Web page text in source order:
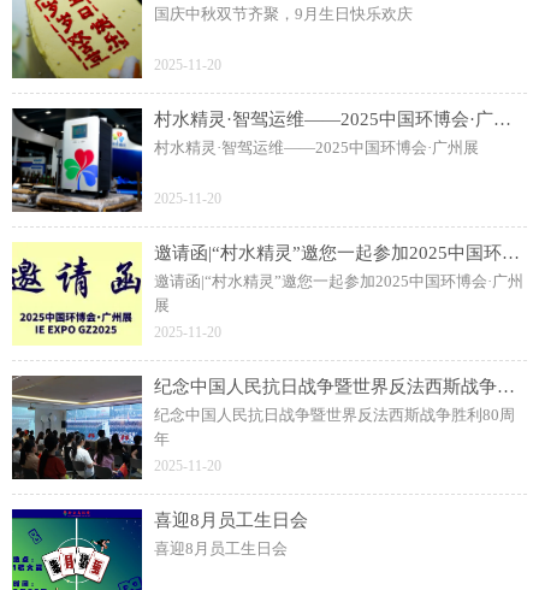
国庆中秋双节齐聚，9月生日快乐欢庆
2025-11-20
村水精灵·智驾运维——2025中国环博会·广州展
村水精灵·智驾运维——2025中国环博会·广州展
2025-11-20
邀请函|“村水精灵”邀您一起参加2025中国环博会·广州展
邀请函|“村水精灵”邀您一起参加2025中国环博会·广州
展
2025-11-20
纪念中国人民抗日战争暨世界反法西斯战争胜利80周年
纪念中国人民抗日战争暨世界反法西斯战争胜利80周
年
2025-11-20
喜迎8月员工生日会
喜迎8月员工生日会